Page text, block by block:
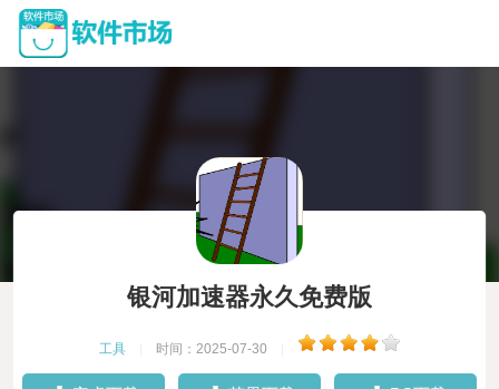
银河加速器永久免费版
工具 时间：2025-07-30